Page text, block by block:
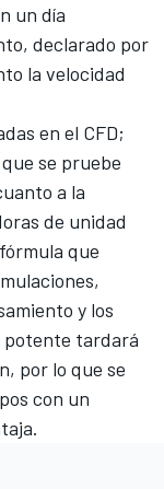
un día
declarado por
la velocidad
en el CFD;
se pruebe
a la
de unidad
que
y los
potente tardará
por lo que se
con un